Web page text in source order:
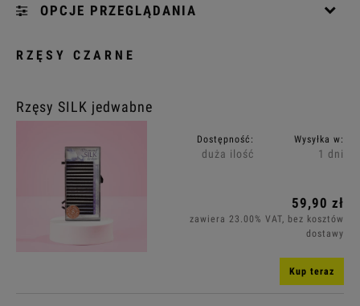
OPCJE PRZEGLĄDANIA
Kategorie: [...]
Grubość: (wybierz)
Długość: (wybierz)
RZĘSY CZARNE
Rzęsy SILK jedwabne
Dostępność:
duża ilość
Wysyłka w:
1 dni
59,90 zł
zawiera 23.00% VAT, bez kosztów
dostawy
Kup teraz